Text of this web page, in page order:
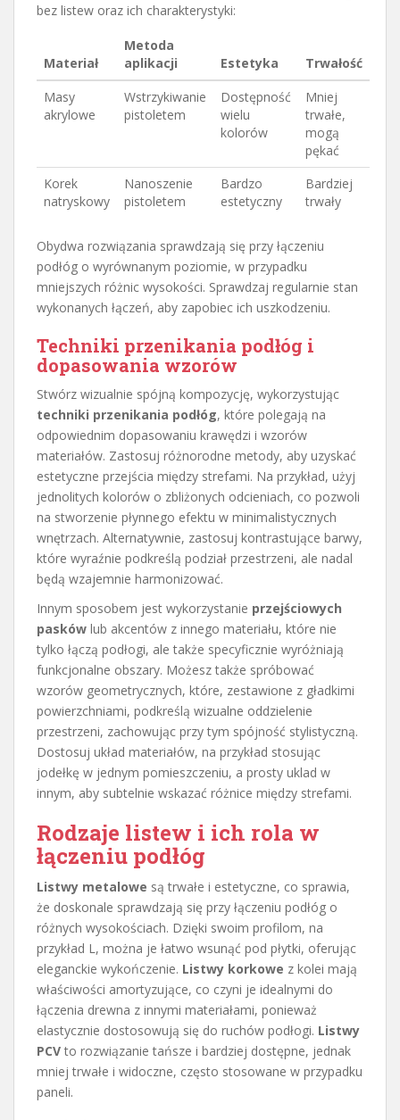
bez listew oraz ich charakterystyki:
Materiał
Metoda
aplikacji
Estetyka
Trwałość
Masy
akrylowe
Wstrzykiwanie
pistoletem
Dostępność
wielu
kolorów
Mniej
trwałe,
mogą
pękać
Korek
natryskowy
Nanoszenie
pistoletem
Bardzo
estetyczny
Bardziej
trwały
Obydwa rozwiązania sprawdzają się przy łączeniu
podłóg o wyrównanym poziomie, w przypadku
mniejszych różnic wysokości. Sprawdzaj regularnie stan
wykonanych łączeń, aby zapobiec ich uszkodzeniu.
Techniki przenikania podłóg i
dopasowania wzorów
Stwórz wizualnie spójną kompozycję, wykorzystując
techniki przenikania podłóg, które polegają na
odpowiednim dopasowaniu krawędzi i wzorów
materiałów. Zastosuj różnorodne metody, aby uzyskać
estetyczne przejścia między strefami. Na przykład, użyj
jednolitych kolorów o zbliżonych odcieniach, co pozwoli
na stworzenie płynnego efektu w minimalistycznych
wnętrzach. Alternatywnie, zastosuj kontrastujące barwy,
które wyraźnie podkreślą podział przestrzeni, ale nadal
będą wzajemnie harmonizować.
Innym sposobem jest wykorzystanie przejściowych
pasków lub akcentów z innego materiału, które nie
tylko łączą podłogi, ale także specyficznie wyróżniają
funkcjonalne obszary. Możesz także spróbować
wzorów geometrycznych, które, zestawione z gładkimi
powierzchniami, podkreślą wizualne oddzielenie
przestrzeni, zachowując przy tym spójność stylistyczną.
Dostosuj układ materiałów, na przykład stosując
jodełkę w jednym pomieszczeniu, a prosty uklad w
innym, aby subtelnie wskazać różnice między strefami.
Rodzaje listew i ich rola w
łączeniu podłóg
Listwy metalowe są trwałe i estetyczne, co sprawia,
że doskonale sprawdzają się przy łączeniu podłóg o
różnych wysokościach. Dzięki swoim profilom, na
przykład L, można je łatwo wsunąć pod płytki, oferując
eleganckie wykończenie. Listwy korkowe z kolei mają
właściwości amortyzujące, co czyni je idealnymi do
łączenia drewna z innymi materiałami, ponieważ
elastycznie dostosowują się do ruchów podłogi. Listwy
PCV to rozwiązanie tańsze i bardziej dostępne, jednak
mniej trwałe i widoczne, często stosowane w przypadku
paneli.